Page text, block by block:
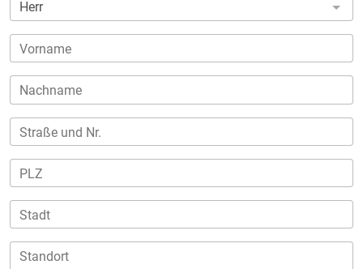
Vorname
Nachname
Straße und Nr.
PLZ
Stadt
Standort